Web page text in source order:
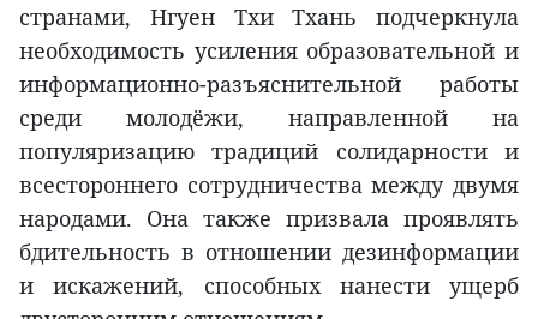
странами, Нгуен Тхи Тхань подчеркнула
необходимость усиления образовательной и
информационно-разъяснительной работы
среди молодёжи, направленной на
популяризацию традиций солидарности и
всестороннего сотрудничества между двумя
народами. Она также призвала проявлять
бдительность в отношении дезинформации
и искажений, способных нанести ущерб